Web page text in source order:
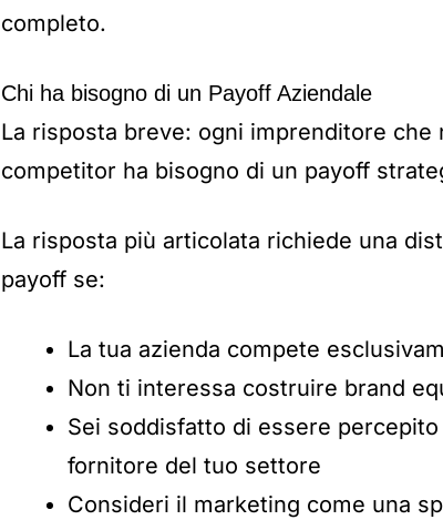
completo.
Chi ha bisogno di un Payoff Aziendale
La risposta breve: ogni imprenditore
competitor ha bisogno di un payoff
La risposta più articolata richiede una
payoff se:
La tua azienda compete
Non ti interessa costruire brand
Sei soddisfatto di essere
fornitore del tuo settore
Consideri il marketing come una